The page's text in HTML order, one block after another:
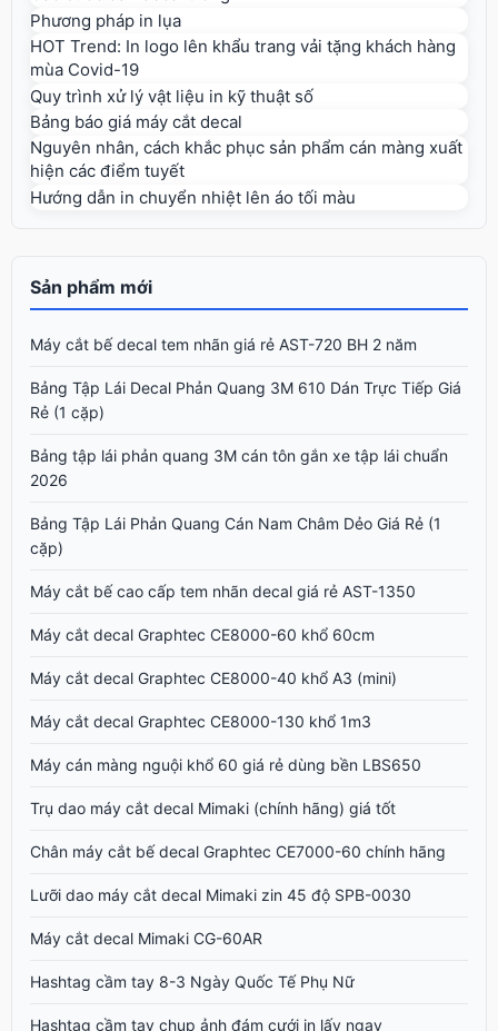
Phương pháp in lụa
HOT Trend: In logo lên khẩu trang vải tặng khách hàng
mùa Covid-19
Quy trình xử lý vật liệu in kỹ thuật số
Bảng báo giá máy cắt decal
Nguyên nhân, cách khắc phục sản phẩm cán màng xuất
hiện các điểm tuyết
Hướng dẫn in chuyển nhiệt lên áo tối màu
Sản phẩm mới
Máy cắt bế decal tem nhãn giá rẻ AST-720 BH 2 năm
Bảng Tập Lái Decal Phản Quang 3M 610 Dán Trực Tiếp Giá
Rẻ (1 cặp)
Bảng tập lái phản quang 3M cán tôn gắn xe tập lái chuẩn
2026
Bảng Tập Lái Phản Quang Cán Nam Châm Dẻo Giá Rẻ (1
cặp)
Máy cắt bế cao cấp tem nhãn decal giá rẻ AST-1350
Máy cắt decal Graphtec CE8000-60 khổ 60cm
Máy cắt decal Graphtec CE8000-40 khổ A3 (mini)
Máy cắt decal Graphtec CE8000-130 khổ 1m3
Máy cán màng nguội khổ 60 giá rẻ dùng bền LBS650
Trụ dao máy cắt decal Mimaki (chính hãng) giá tốt
Chân máy cắt bế decal Graphtec CE7000-60 chính hãng
Lưỡi dao máy cắt decal Mimaki zin 45 độ SPB-0030
Máy cắt decal Mimaki CG-60AR
Hashtag cầm tay 8-3 Ngày Quốc Tế Phụ Nữ
Hashtag cầm tay chụp ảnh đám cưới in lấy ngay